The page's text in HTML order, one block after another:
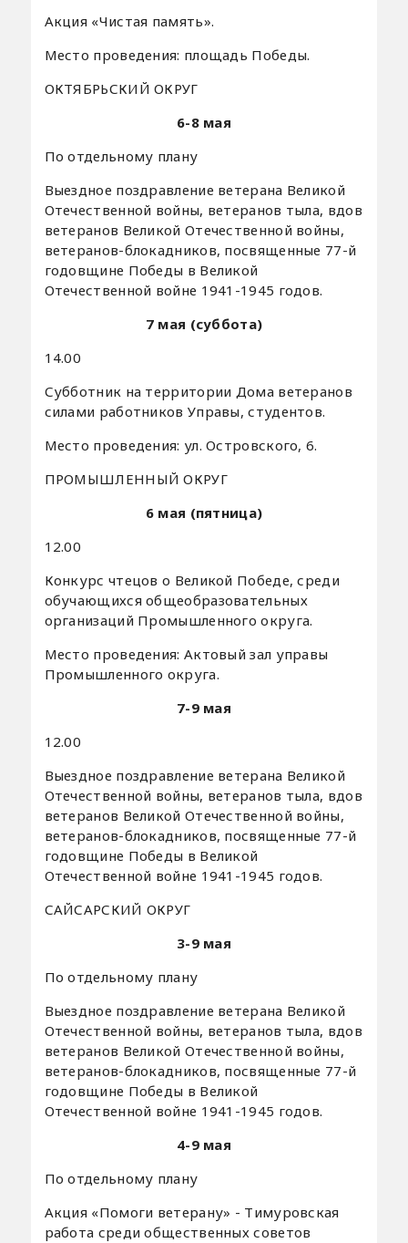
Акция «Чистая память».
Место проведения: площадь Победы.
ОКТЯБРЬСКИЙ ОКРУГ
6-8 мая
По отдельному плану
Выездное поздравление ветерана Великой
Отечественной войны, ветеранов тыла, вдов
ветеранов Великой Отечественной войны,
ветеранов-блокадников, посвященные 77-й
годовщине Победы в Великой
Отечественной войне 1941-1945 годов.
7 мая (суббота)
14.00
Субботник на территории Дома ветеранов
силами работников Управы, студентов.
Место проведения: ул. Островского, 6.
ПРОМЫШЛЕННЫЙ ОКРУГ
6 мая (пятница)
12.00
Конкурс чтецов о Великой Победе, среди
обучающихся общеобразовательных
организаций Промышленного округа.
Место проведения: Актовый зал управы
Промышленного округа.
7-9 мая
12.00
Выездное поздравление ветерана Великой
Отечественной войны, ветеранов тыла, вдов
ветеранов Великой Отечественной войны,
ветеранов-блокадников, посвященные 77-й
годовщине Победы в Великой
Отечественной войне 1941-1945 годов.
САЙСАРСКИЙ ОКРУГ
3-9 мая
По отдельному плану
Выездное поздравление ветерана Великой
Отечественной войны, ветеранов тыла, вдов
ветеранов Великой Отечественной войны,
ветеранов-блокадников, посвященные 77-й
годовщине Победы в Великой
Отечественной войне 1941-1945 годов.
4-9 мая
По отдельному плану
Акция «Помоги ветерану» - Тимуровская
работа среди общественных советов